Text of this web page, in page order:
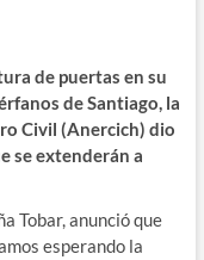
de puertas en su
de Santiago, la
Civil (Anercich) dio
se extenderán a
Tobar, anunció que
esperando la